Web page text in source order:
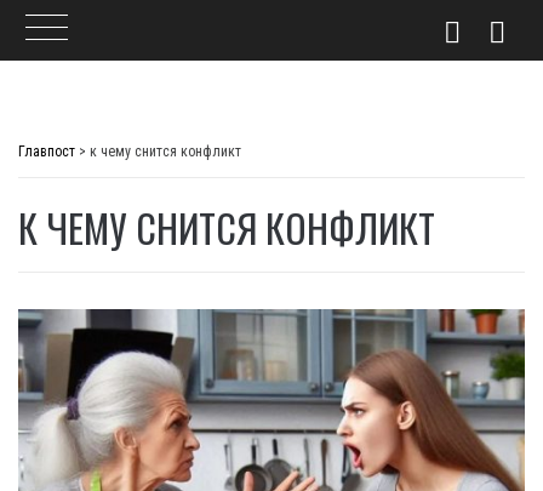
Главпост > к чему снится конфликт
К ЧЕМУ СНИТСЯ КОНФЛИКТ